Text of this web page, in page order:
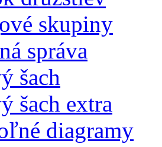
skupiny
správa
šach
šach extra
diagramy